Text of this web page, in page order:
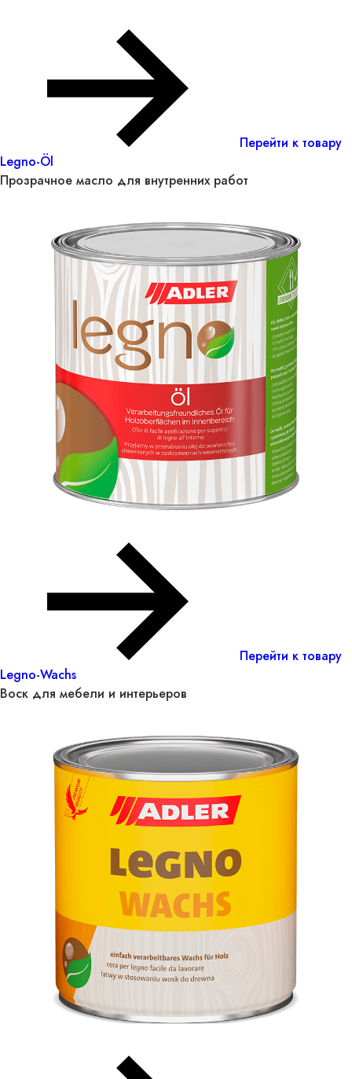
Перейти к товару
Legno-Öl
Прозрачное масло для внутренних работ
Перейти к товару
Legno-Wachs
Воск для мебели и интерьеров